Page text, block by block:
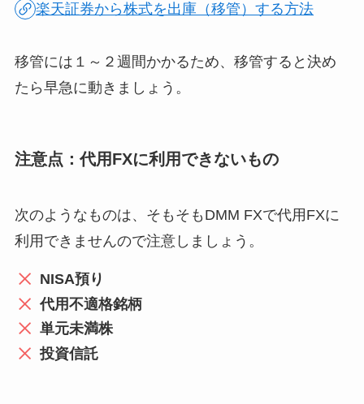
楽天証券から株式を出庫（移管）する方法
移管には１～２週間かかるため、移管すると決め
たら早急に動きましょう。
注意点：代用FXに利用できないもの
次のようなものは、そもそもDMM FXで代用FXに
利用できませんので注意しましょう。
NISA預り
代用不適格銘柄
単元未満株
投資信託